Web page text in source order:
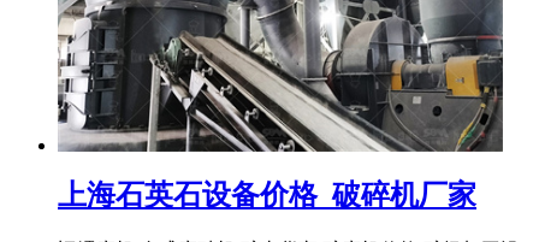
上海石英石设备价格_破碎机厂家